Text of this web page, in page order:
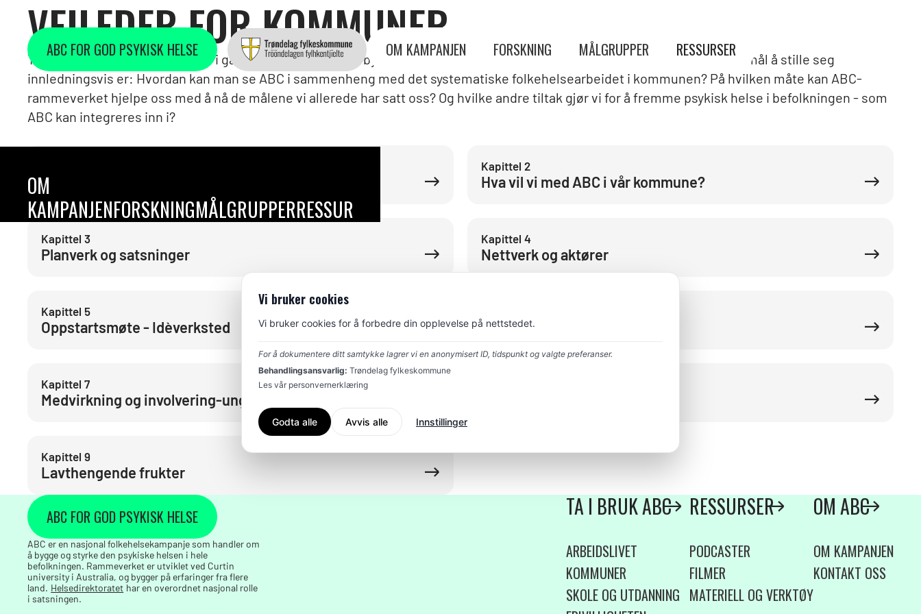
ABC FOR GOD PSYKISK HELSE OM KAMPANJEN FORSKNING MÅLGRUPPER RESSURSER
OM
KAMPANJENFORSKNINGMÅLGRUPPERRESSURSER
VEILEDER FOR KOMMUNER
Tiltak og satsninger man setter i gang i en kommune bør bygge på et kunnskapsgrunnlag og ha et klart formål. Gode spørsmål å stille seg
innledningsvis er: Hvordan kan man se ABC i sammenheng med det systematiske folkehelsearbeidet i kommunen? På hvilken måte kan ABC-
rammeverket hjelpe oss med å nå de målene vi allerede har satt oss? Og hvilke andre tiltak gjør vi for å fremme psykisk helse i befolkningen - som
ABC kan integreres inn i?
Forankringsmøte
Kapittel 2
Hva vil vi med ABC i vår kommune?
Kapittel 3
Planverk og satsninger
Kapittel 4
Nettverk og aktører
Kapittel 5
Oppstartsmøte - Idèverksted Inspirasjon og kommunikasjon
Kapittel 7
Medvirkning og involvering-ungdom
Kapittel 9
Lavthengende frukter
ABC FOR GOD PSYKISK HELSE
ABC er en nasjonal folkehelsekampanje som handler om
å bygge og styrke den psykiske helsen i hele
befolkningen. Rammeverket er utviklet ved Curtin
university i Australia, og bygger på erfaringer fra flere
land. Helsedirektoratet har en overordnet nasjonal rolle
i satsningen.
TA I BRUK ABC
ARBEIDSLIVET
KOMMUNER
SKOLE OG UTDANNING
RESSURSER
PODCASTER
FILMER
MATERIELL OG VERKTØY
OM ABC
OM KAMPANJEN
KONTAKT OSS
Vi bruker cookies
Vi bruker cookies for å forbedre din opplevelse på nettstedet.
For å dokumentere ditt samtykke lagrer vi en anonymisert ID, tidspunkt og valgte preferanser.
Behandlingsansvarlig: Trøndelag fylkeskommune
Les vår personvernerklæring
Godta alle Avvis alle Innstillinger